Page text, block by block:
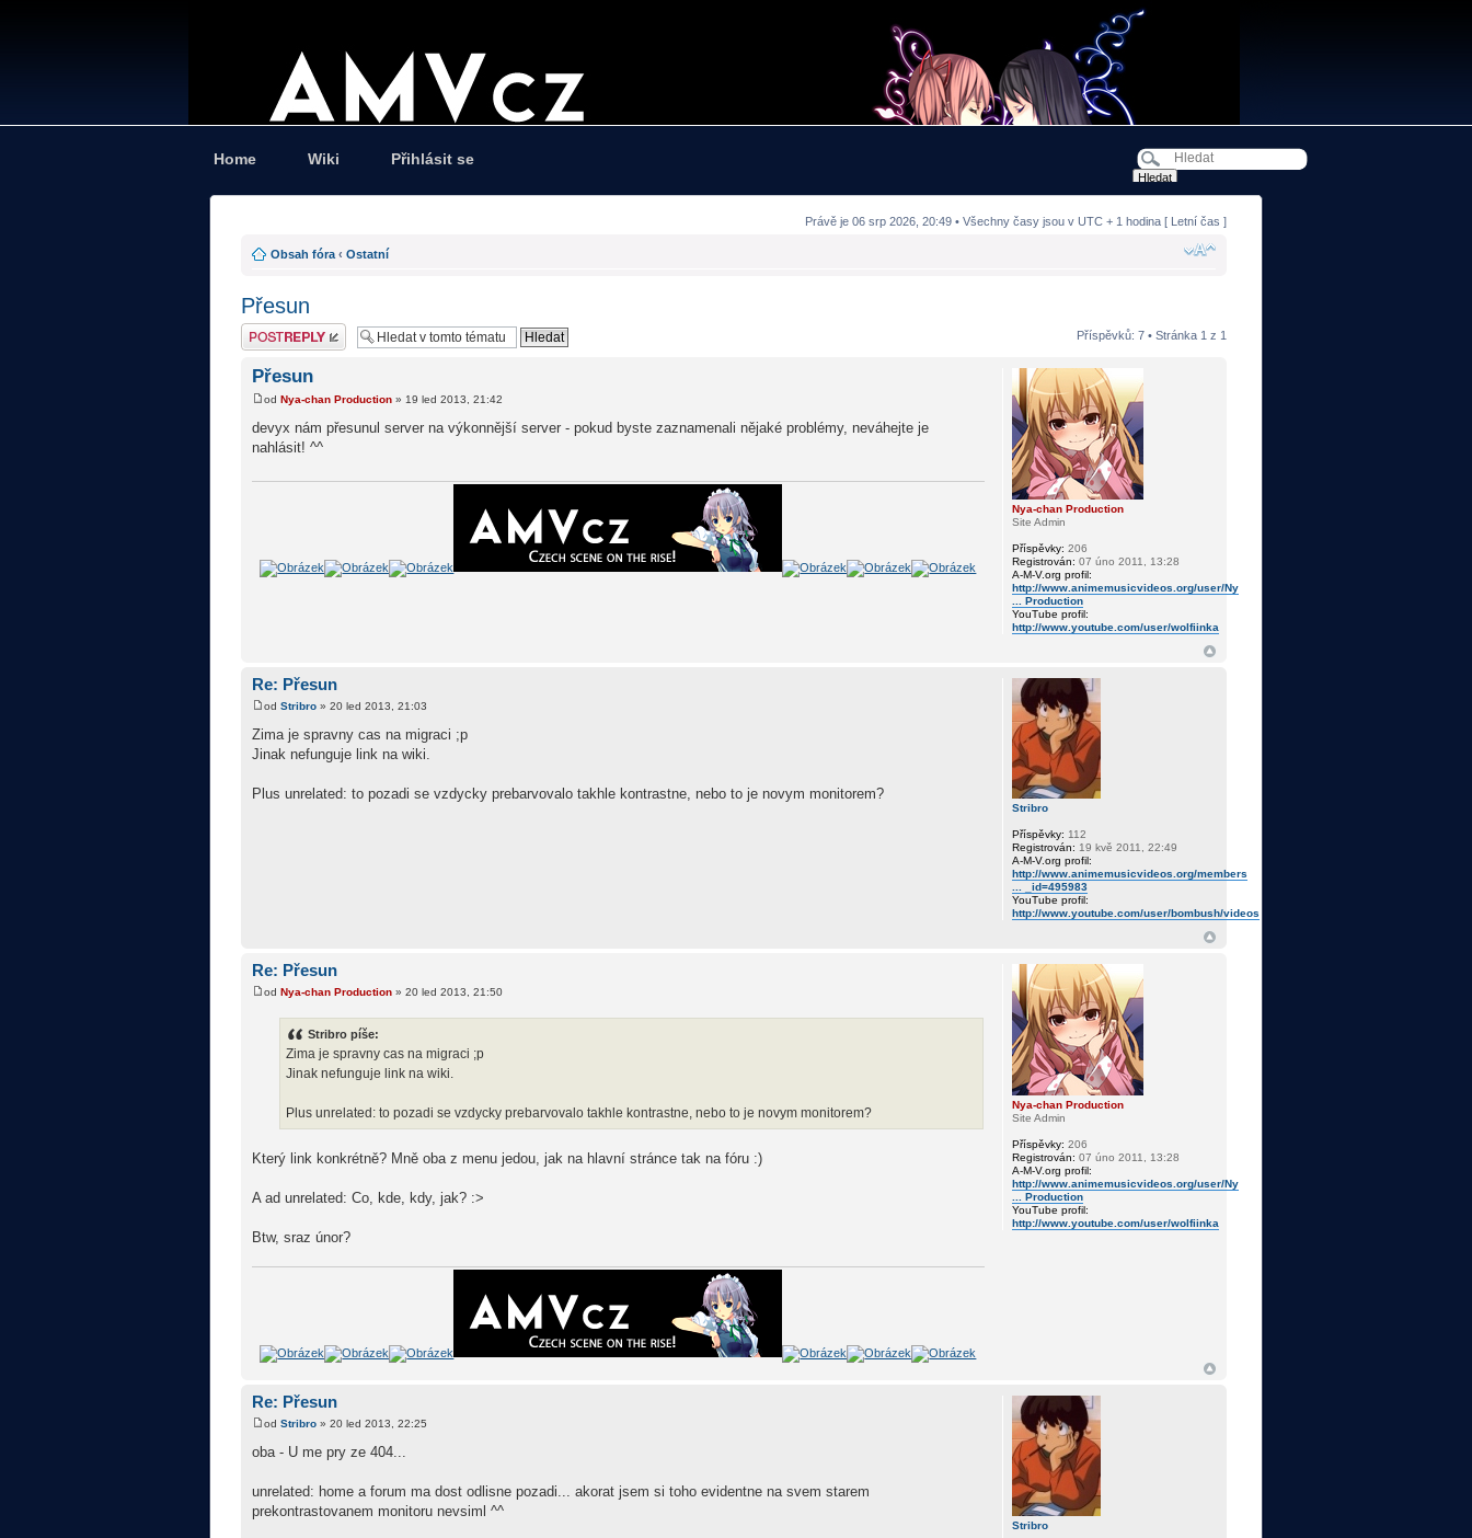
Home Wiki Přihlásit se
Právě je 06 srp 2026, 20:49 • Všechny časy jsou v UTC + 1 hodina [ Letní čas ]
Obsah fóra ‹ Ostatní
Přesun
Odeslat odpověď Příspěvků: 7 • Stránka 1 z 1
Přesun
od Nya-chan Production » 19 led 2013, 21:42
devyx nám přesunul server na výkonnější server - pokud byste zaznamenali nějaké problémy, neváhejte je
nahlásit! ^^
Nya-chan Production
Site Admin
Příspěvky: 206
Registrován: 07 úno 2011, 13:28
A-M-V.org profil:
http://www.animemusicvideos.org/user/Ny
... Production
YouTube profil:
http://www.youtube.com/user/wolfiinka
Re: Přesun
od Stribro » 20 led 2013, 21:03
Zima je spravny cas na migraci ;p
Jinak nefunguje link na wiki.
Plus unrelated: to pozadi se vzdycky prebarvovalo takhle kontrastne, nebo to je novym monitorem?
Stribro
Příspěvky: 112
Registrován: 19 kvě 2011, 22:49
A-M-V.org profil:
http://www.animemusicvideos.org/members
... _id=495983
YouTube profil:
http://www.youtube.com/user/bombush/videos
Re: Přesun
od Nya-chan Production » 20 led 2013, 21:50
Stribro píše:
Zima je spravny cas na migraci ;p
Jinak nefunguje link na wiki.
Plus unrelated: to pozadi se vzdycky prebarvovalo takhle kontrastne, nebo to je novym monitorem?
Který link konkrétně? Mně oba z menu jedou, jak na hlavní stránce tak na fóru :)
A ad unrelated: Co, kde, kdy, jak? :>
Btw, sraz únor?
Nya-chan Production
Site Admin
Příspěvky: 206
Registrován: 07 úno 2011, 13:28
A-M-V.org profil:
http://www.animemusicvideos.org/user/Ny
... Production
YouTube profil:
http://www.youtube.com/user/wolfiinka
Re: Přesun
od Stribro » 20 led 2013, 22:25
oba - U me pry ze 404...
unrelated: home a forum ma dost odlisne pozadi... akorat jsem si toho evidentne na svem starem
prekontrastovanem monitoru nevsiml ^^
Stribro